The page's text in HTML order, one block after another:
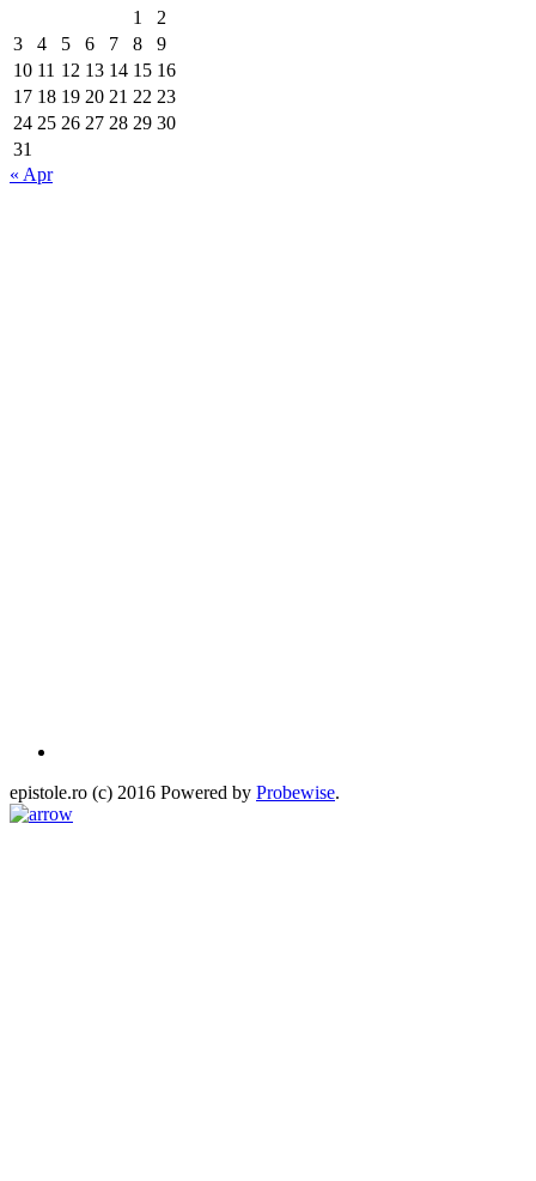
1
2
3
4 5 6 7 8
9
10 11 12 13 14 15 16
17 18 19 20 21 22 23
24 25 26 27 28 29 30
31
« Apr
epistole.ro (c) 2016 Powered by Probewise.